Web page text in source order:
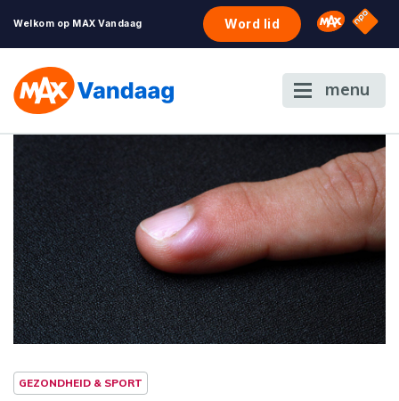
Welkom op MAX Vandaag Word lid Omroep
NPO
menu
GEZONDHEID & SPORT